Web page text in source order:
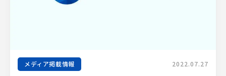
メディア掲載情報 2022.07.27